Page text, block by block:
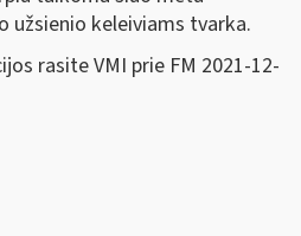
užsienio keleiviams tvarka.
rasite VMI prie FM 2021-12-